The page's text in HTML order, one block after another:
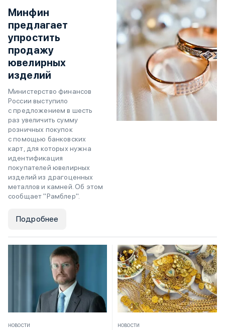
Минфин
предлагает
упростить
продажу
ювелирных
изделий
Министерство финансов
России выступило
с предложением в шесть
раз увеличить сумму
розничных покупок
с помощью банковских
карт, для которых нужна
идентификация
покупателей ювелирных
изделий из драгоценных
металлов и камней. Об этом
сообщает "Рамблер".
Подробнее
НОВОСТИ
НОВОСТИ